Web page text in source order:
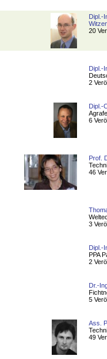
Dipl.-
20
Dipl.-
2
Dipl.-
6
Prof.
46
3
Dipl.-
PPA
2
Dr.-
5
Ass.
49